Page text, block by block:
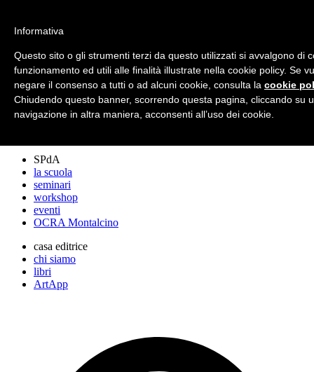
archos
lo studio
progetti
lectures
premi
SPdA
la scuola
seminari
workshop
eventi
OCRA Montalcino
casa editrice
chi siamo
libri
ArtApp
Informativa
Questo sito o gli strumenti terzi da questo utilizzati si avvalgono di
funzionamento ed utili alle finalità illustrate nella cookie policy. Se
negare il consenso a tutti o ad alcuni cookie, consulta la cookie
Chiudendo questo banner, scorrendo questa pagina, cliccando su
navigazione in altra maniera, acconsenti all’uso dei cookie.